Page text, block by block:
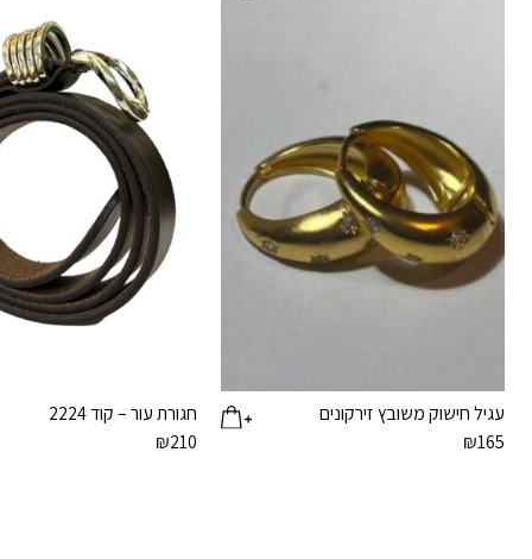
עגיל חישוק משובץ זירקונים
₪165
חגורת עור – קוד 2224
₪210